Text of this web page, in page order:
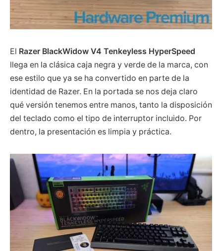
El Razer BlackWidow V4 Tenkeyless HyperSpeed
llega en la clásica caja negra y verde de la marca, con
ese estilo que ya se ha convertido en parte de la
identidad de Razer. En la portada se nos deja claro
qué versión tenemos entre manos, tanto la disposición
del teclado como el tipo de interruptor incluido. Por
dentro, la presentación es limpia y práctica.